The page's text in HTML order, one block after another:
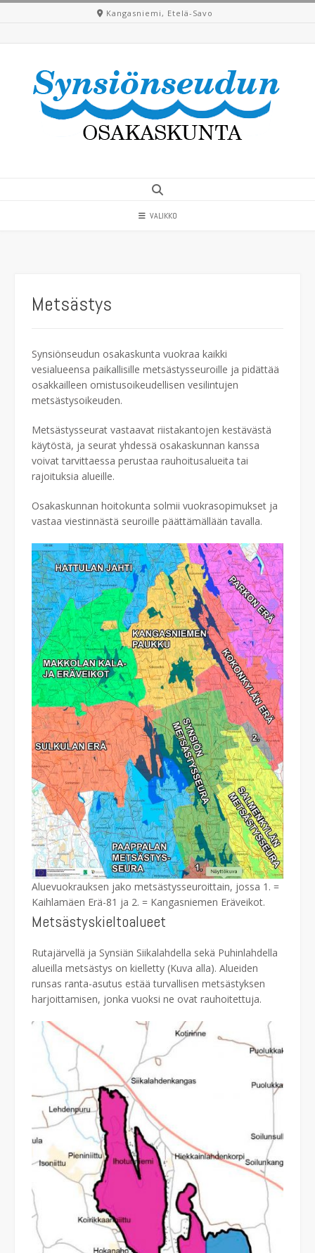
Skip
Kangasniemi, Etelä-Savo
VALIKKO
Metsästys
Synsiönseudun osakaskunta vuokraa kaikki
vesialueensa paikallisille metsästysseuroille ja pidättää
osakkailleen omistusoikeudellisen vesilintujen
metsästysoikeuden.
Metsästysseurat vastaavat riistakantojen kestävästä
käytöstä, ja seurat yhdessä osakaskunnan kanssa
voivat tarvittaessa perustaa rauhoitusalueita tai
rajoituksia alueille.
Osakaskunnan hoitokunta solmii vuokrasopimukset ja
vastaa viestinnästä seuroille päättämällään tavalla.
Aluevuokrauksen jako metsästysseuroittain, jossa 1. =
Kaihlamäen Erä-81 ja 2. = Kangasniemen Eräveikot.
Metsästyskieltoalueet
Rutajärvellä ja Synsiän Siikalahdella sekä Puhinlahdella
alueilla metsästys on kielletty (Kuva alla). Alueiden
runsas ranta-asutus estää turvallisen metsästyksen
harjoittamisen, jonka vuoksi ne ovat rauhoitettuja.